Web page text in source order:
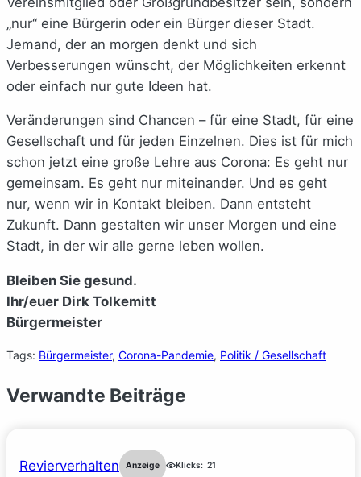
„nur“ eine Bürgerin oder ein Bürger dieser Stadt.
Jemand, der an morgen denkt und sich
Verbesserungen wünscht, der Möglichkeiten erkennt
oder einfach nur gute Ideen hat.
Veränderungen sind Chancen – für eine Stadt, für eine
Gesellschaft und für jeden Einzelnen. Dies ist für mich
schon jetzt eine große Lehre aus Corona: Es geht nur
gemeinsam. Es geht nur miteinander. Und es geht
nur, wenn wir in Kontakt bleiben. Dann entsteht
Zukunft. Dann gestalten wir unser Morgen und eine
Stadt, in der wir alle gerne leben wollen.
Bleiben Sie gesund.
Ihr/euer Dirk Tolkemitt
Bürgermeister
Tags: Bürgermeister, Corona-Pandemie, Politik / Gesellschaft
Verwandte Beiträge
Revierverhalten Anzeige Klicks: 21